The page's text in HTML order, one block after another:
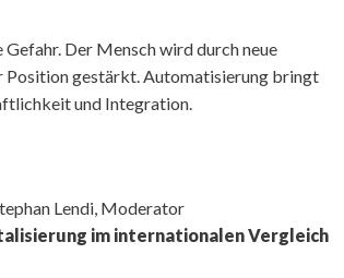
Der Mensch wird durch neue
Position gestärkt. Automatisierung bringt
und Integration.
Lendi, Moderator
im internationalen Vergleich